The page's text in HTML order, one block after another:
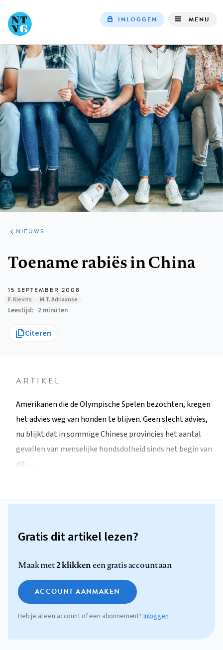
navigation
INLOGGEN MENU
ARTIKELEN
HET
KORT
NIEUWS
Toename rabiës in China
15 SEPTEMBER 2008
F. Kievits M.T. Adriaanse
Leestijd 2 minuten
Citeren
ARTIKEL
Amerikanen die de Olympische Spelen bezochten, kregen
het advies weg van honden te blijven. Geen slecht advies,
nu blijkt dat in sommige Chinese provincies het aantal
gevallen van menselijke hondsdolheid sinds het begin van
dit…
Gratis dit artikel lezen?
Maak met2 klikkeneen gratis account aan
ACCOUNT AANMAKEN
Heb je al een account of een abonnement? Inloggen